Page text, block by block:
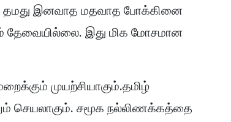
தமது இனவாத மதவாத போக்கினை
தேவையில்லை. இது மிக மோசமான
முயற்சியாகும்.தமிழ்
செயலாகும். சமூக நல்லிணக்கத்தை